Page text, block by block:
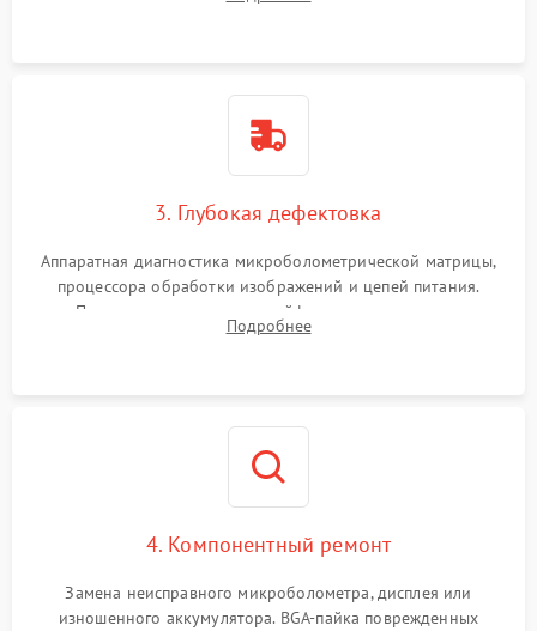
обработка германиевого объектива специализированными
3. Глубокая дефектовка
Аппаратная диагностика микроболометрической матрицы,
процессора обработки изображений и цепей питания.
Проверка целостности шлейфов, модуля памяти и
интерфейсов связи. Выявление сгоревших SMD-компонентов
Подробнее
4. Компонентный ремонт
Замена неисправного микроболометра, дисплея или
изношенного аккумулятора. BGA-пайка поврежденных